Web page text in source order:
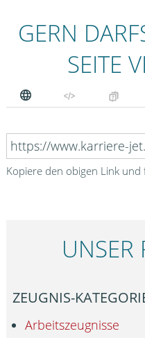
GERN
SEITE
Kopiere den obigen Link und
UNSER
ZEUGNIS-
Arbeitszeugnisse